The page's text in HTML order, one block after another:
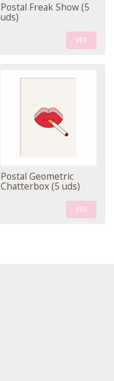
Postal Freak Show (5
uds)
VER
Postal Geometric
Chatterbox (5 uds)
VER